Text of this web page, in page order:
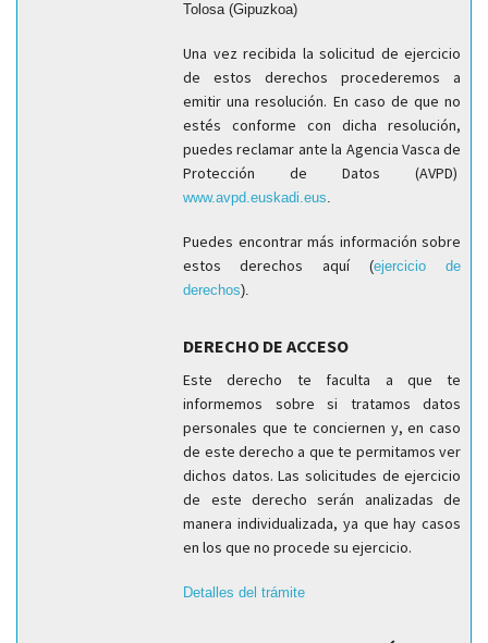
Tolosa (Gipuzkoa)
Una vez recibida la solicitud de ejercicio
de estos derechos procederemos a
emitir una resolución. En caso de que no
estés conforme con dicha resolución,
puedes reclamar ante la Agencia Vasca de
Protección de Datos (AVPD)
www.avpd.euskadi.eus.
Puedes encontrar más información sobre
estos derechos aquí(ejercicio de
derechos).
DERECHO DE ACCESO
Este derecho te faculta a que te
informemos sobre si tratamos datos
personales que te conciernen y, en caso
de este derecho a que te permitamos ver
dichos datos. Las solicitudes de ejercicio
de este derecho serán analizadas de
manera individualizada, ya que hay casos
en los que no procede su ejercicio.
Detalles del trámite